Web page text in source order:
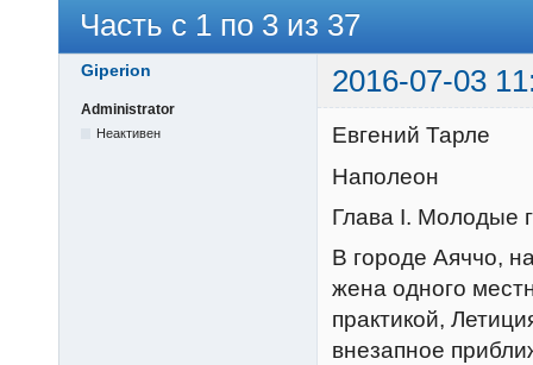
Часть с 1 по 3 из 37
Giperion 2016-07-03
Administrator
Неактивен
Евгений Тарле
Наполеон
Глава I. Молодые
В городе Аяччо,
жена одного
практикой,
внезапное